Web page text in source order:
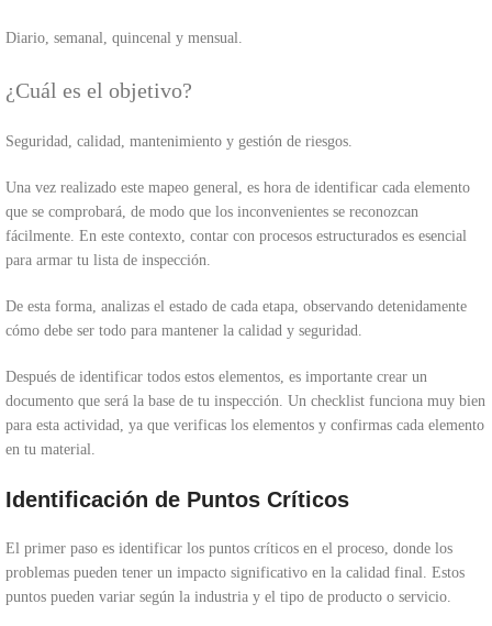
Diario, semanal, quincenal y mensual.
¿Cuál es el objetivo?
Seguridad, calidad, mantenimiento y gestión de riesgos.
Una vez realizado este mapeo general, es hora de identificar cada elemento
que se comprobará, de modo que los inconvenientes se reconozcan
fácilmente. En este contexto, contar con procesos estructurados es esencial
para armar tu lista de inspección.
De esta forma, analizas el estado de cada etapa, observando detenidamente
cómo debe ser todo para mantener la calidad y seguridad.
Después de identificar todos estos elementos, es importante crear un
documento que será la base de tu inspección. Un checklist funciona muy bien
para esta actividad, ya que verificas los elementos y confirmas cada elemento
en tu material.
Identificación de Puntos Críticos
El primer paso es identificar los puntos críticos en el proceso, donde los
problemas pueden tener un impacto significativo en la calidad final. Estos
puntos pueden variar según la industria y el tipo de producto o servicio.